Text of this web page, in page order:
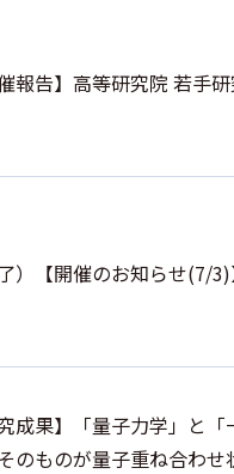
催報告】高等研究院 若手
了）【開催のお知らせ(7/
究成果】「量子力学」と
のものが量子重ね合わ